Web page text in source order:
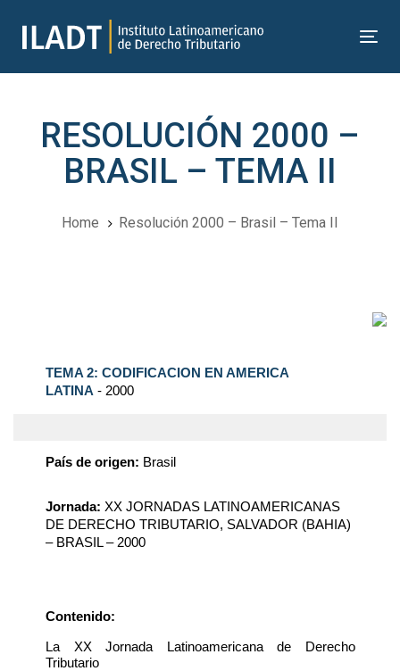
to
to
content
RESOLUCIÓN 2000 –
BRASIL – TEMA II
Home Resolución 2000 – Brasil – Tema II
TEMA 2: CODIFICACION EN AMERICA
LATINA - 2000
País de origen: Brasil
Jornada: XX JORNADAS LATINOAMERICANAS
DE DERECHO TRIBUTARIO, SALVADOR (BAHIA)
– BRASIL – 2000
Contenido:
La XX Jornada Latinoamericana de Derecho
Tributario
Post